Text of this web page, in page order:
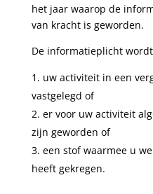
het jaar waarop de
van kracht is geworden.
De informatieplicht
uw activiteit in een
vastgelegd of
er voor uw activiteit
zijn geworden of
een stof waarmee u
heeft gekregen.